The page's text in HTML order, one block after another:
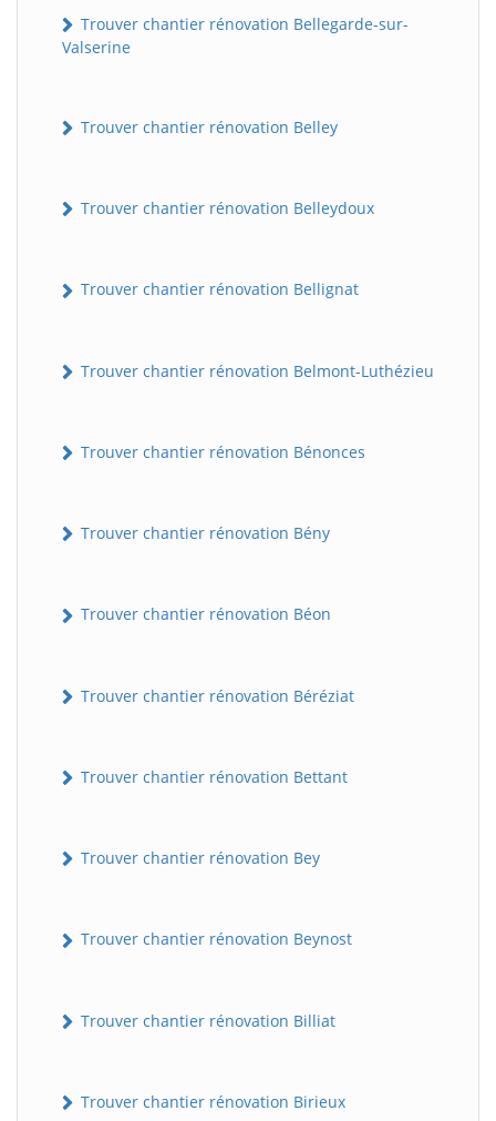
Trouver chantier rénovation Bellegarde-sur-
Valserine
Trouver chantier rénovation Belley
Trouver chantier rénovation Belleydoux
Trouver chantier rénovation Bellignat
Trouver chantier rénovation Belmont-Luthézieu
Trouver chantier rénovation Bénonces
Trouver chantier rénovation Bény
Trouver chantier rénovation Béon
Trouver chantier rénovation Béréziat
Trouver chantier rénovation Bettant
Trouver chantier rénovation Bey
Trouver chantier rénovation Beynost
Trouver chantier rénovation Billiat
Trouver chantier rénovation Birieux